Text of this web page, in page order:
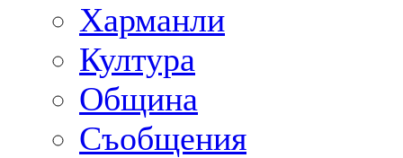
Харманли
Култура
Община
Съобщения